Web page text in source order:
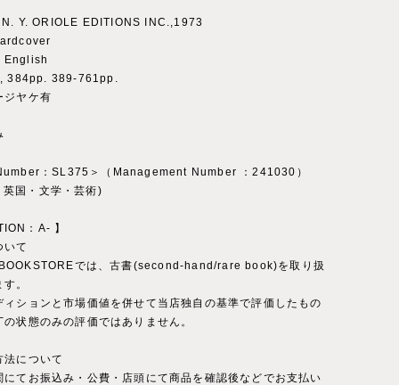
Y. ORIOLE EDITIONS INC.,1973
English
384pp. 389-761pp.
ヤケ有
：SL375＞（Management Number ：241030）
国・文学・芸術)
：A- 】
いて
では、古書(second-hand/rare book)を取り扱
。
ィションと市場価値を併せて当店独自の基準で評価したもの
状態のみの評価ではありません。
について
にてお振込み・公費・店頭にて商品を確認後などでお支払い